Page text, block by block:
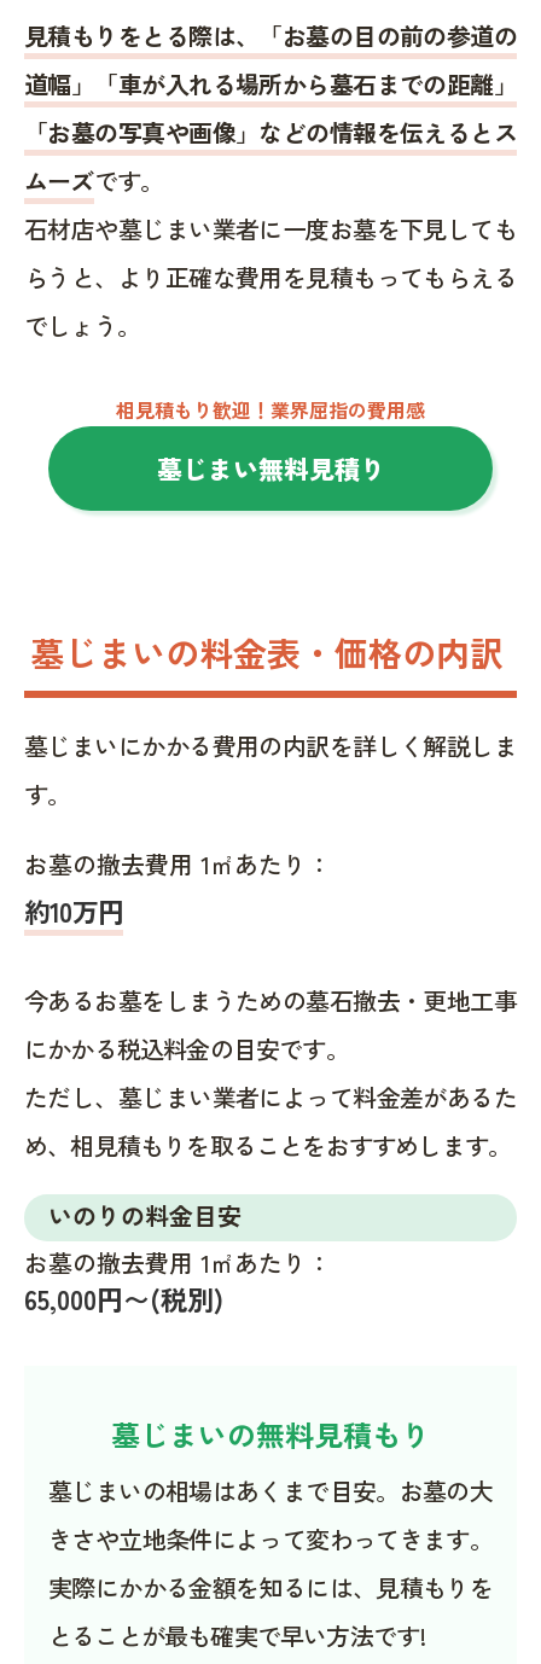
見積もりをとる際は、「お墓の目の前の参道の
道幅」「車が入れる場所から墓石までの距離」
「お墓の写真や画像」などの情報を伝えるとス
ムーズです。
石材店や墓じまい業者に一度お墓を下見しても
らうと、より正確な費用を見積もってもらえる
でしょう。
相見積もり歓迎！業界屈指の費用感
墓じまい無料見積り
墓じまいの料金表・価格の内訳
墓じまいにかかる費用の内訳を詳しく解説しま
す。
お墓の撤去費用 1㎡あたり：
約10万円
今あるお墓をしまうための墓石撤去・更地工事
にかかる税込料金の目安です。
ただし、墓じまい業者によって料金差があるた
め、相見積もりを取ることをおすすめします。
いのりの料金目安
お墓の撤去費用 1㎡あたり：
65,000円〜(税別)
墓じまいの無料見積もり
墓じまいの相場はあくまで目安。お墓の大
きさや立地条件によって変わってきます。
実際にかかる金額を知るには、見積もりを
とることが最も確実で早い方法です!